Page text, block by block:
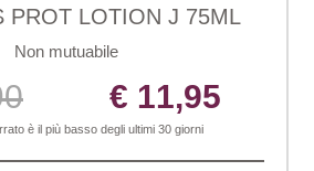
PROT LOTION J 75ML
Non mutuabile
€ 11,95
è il più basso degli ultimi 30 giorni